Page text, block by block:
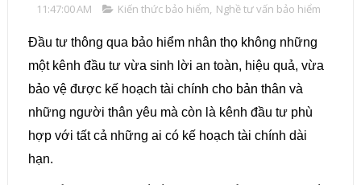
11:47:00 AM Kiến thức bảo hiểm, Nghề tư vấn bảo hiểm
Đầu tư thông qua bảo hiểm nhân thọ không những
một kênh đầu tư vừa sinh lời an toàn, hiệu quả, vừa
bảo vệ được kế hoạch tài chính cho bản thân và
những người thân yêu mà còn là kênh đầu tư phù
hợp với tất cả những ai có kế hoạch tài chính dài
hạn.